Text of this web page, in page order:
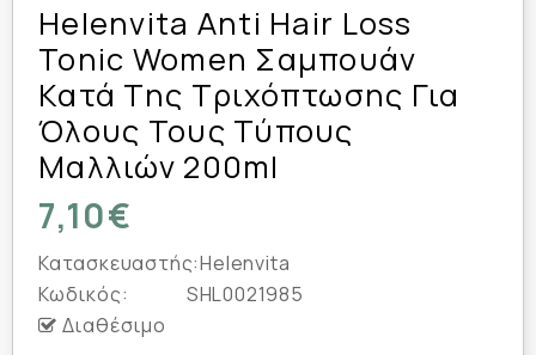
Helenvita Anti Hair Loss
Tonic Women Σαμπουάν
Κατά Της Τριχόπτωσης Για
Όλους Τους Τύπους
Μαλλιών 200ml
7,10€
Κατασκευαστής:Helenvita
Κωδικός:
SHL0021985
Διαθέσιμο